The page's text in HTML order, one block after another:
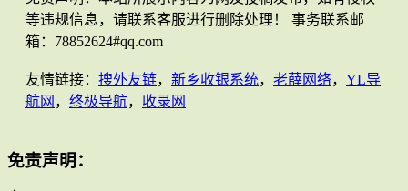
等违规信息，请联系客服进行删除处理！ 事务联系邮
箱：78852624#qq.com
友情链接： 搜外友链， 新乡收银系统， 老薛网络， YL导
航网 ， 终极导航， 收录网
免责声明：